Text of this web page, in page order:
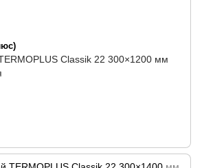
Classik 22 300×1200 мм